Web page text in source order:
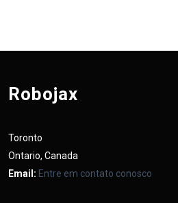
Robojax
Toronto
Ontario, Canada
Email: Entre em contato conosco